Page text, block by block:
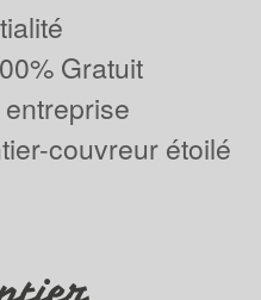
Gratuit
couvreur étoilé